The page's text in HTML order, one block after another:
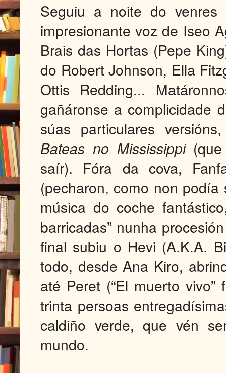
Seguiu a noite do
impresionante voz de Iseo
Brais das Hortas (Pepe
do Robert Johnson, Ella
Ottis Redding...
gañáronse a complicidade
súas particulares
Bateas no Mississippi(que
saír). Fóra da cova,
(pecharon, como non
música do coche
barricadas” nunha
final subiu o Hevi (A.K.A.
todo, desde Ana Kiro,
até Peret (“El muerto
trinta persoas
caldiño verde, que vén
mundo.